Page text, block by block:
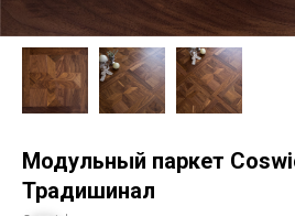
Модульный паркет
Традишинал